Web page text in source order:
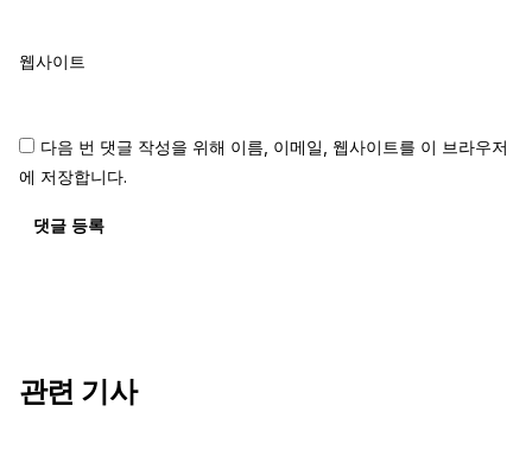
웹사이트
다음 번 댓글 작성을 위해 이름, 이메일, 웹사이트를 이 브라우저
에 저장합니다.
댓글 등록
관련 기사